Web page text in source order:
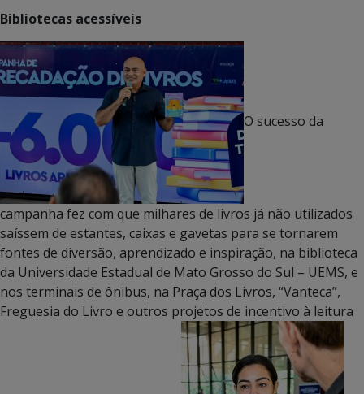
Bibliotecas acessíveis
O sucesso da
campanha fez com que milhares de livros já não utilizados
saíssem de estantes, caixas e gavetas para se tornarem
fontes de diversão, aprendizado e inspiração, na biblioteca
da Universidade Estadual de Mato Grosso do Sul – UEMS, e
nos terminais de ônibus, na Praça dos Livros, “Vanteca”,
Freguesia do Livro e outros projetos de incentivo à leitura